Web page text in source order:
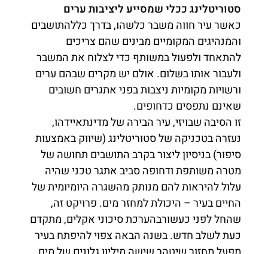
סטוריטלינג ככלי שמסייע ליציבות ערים
כאשר עיר חווה משבר כלשהו, בדרך כללהתושבים
והמנהיגים המקומיים מבינים שהם צריכים
להתאחד ולפעול במשותף כדי לצלוח את המשבר
ולעבור אותו בשלום. אולם יש מקרים שבהם ערים
ורשויות מקומיות ניצבות בפני אתגרים חשובים
שאינם נתפסים כדחופים.
זו הסיבה שבויזי, עיר הבירה של מדינתאיידהו,
נעזרה בטכניקה של סטוריטלינג (שיווק באמצעות
סיפור) בניסיון ליצור בקרב התושבים תחושה של
מטרה משותפת ודחופה סביב אתגר טכני שהיה
עלול להיראות להם מנותק מהשגרה היומיומית של
החיים בעיר – היכולת למחזר מים. פרויקט זה,
שהחל לפני כעשורבהערכת סיכוני אקלים, מתקדם
כעת לשלב חדש. בשנה הבאה צפוי להיפתח בעיר